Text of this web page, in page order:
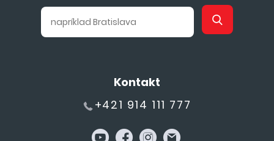
prírodu, históriu, umenie, šport, gastronómiu a kvalitné
ubytovanie. Neďaleko Tarragony, ktorá je považovaná za
centrum tejto dovolenkovej oblasti Španielska sa nachádza
bazénov a reštaurácii, čo Vám zaručí skvelú letnú dovolenku.
dovolenku pri mori počas leta.
Kontakt
+421 914 111 777